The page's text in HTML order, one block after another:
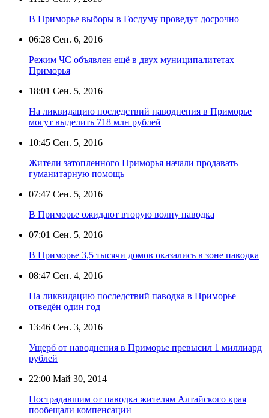
В Приморье выборы в Госдуму проведут досрочно
06:28 Сен. 6, 2016
Режим ЧС объявлен ещё в двух муниципалитетах
Приморья
18:01 Сен. 5, 2016
На ликвидацию последствий наводнения в Приморье
могут выделить 718 млн рублей
10:45 Сен. 5, 2016
Жители затопленного Приморья начали продавать
гуманитарную помощь
07:47 Сен. 5, 2016
В Приморье ожидают вторую волну паводка
07:01 Сен. 5, 2016
В Приморье 3,5 тысячи домов оказались в зоне паводка
08:47 Сен. 4, 2016
На ликвидацию последствий паводка в Приморье
отведён один год
13:46 Сен. 3, 2016
Ущерб от наводнения в Приморье превысил 1 миллиард
рублей
22:00 Май 30, 2014
Пострадавшим от паводка жителям Алтайского края
пообещали компенсации